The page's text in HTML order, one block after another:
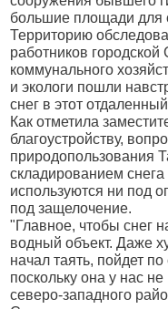
большие площади для
Территорию
работников
коммунального
и экологи пошли
снег в этот
Как отметила
благоустройству,
природопользования
складированием снега
используются ни под
под защелочение.
"Главное, чтобы снег
водный объект. Даже
начал таять, пойдет
поскольку она у нас
северо-западного